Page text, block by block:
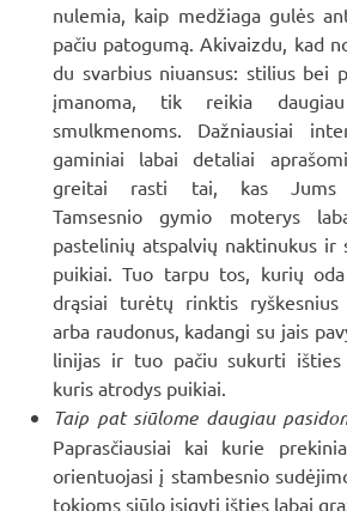
nulemia, kaip medžiaga gulės
pačiu patogumą. Akivaizdu, kad
du svarbius niuansus: stilius bei
įmanoma, tik reikia
smulkmenoms. Dažniausiai
gaminiai labai detaliai
greitai rasti tai, kas Jums
Tamsesnio gymio moterys
pastelinių atspalvių naktinukus ir
puikiai. Tuo tarpu tos, kurių
drąsiai turėtų rinktis ryškesnius
arba raudonus, kadangi su jais
linijas ir tuo pačiu sukurti išties
kuris atrodys puikiai.
Taip pat siūlome daugiau
Paprasčiausiai kai kurie
orientuojasi į stambesnio
tokioms siūlo įsigyti išties labai